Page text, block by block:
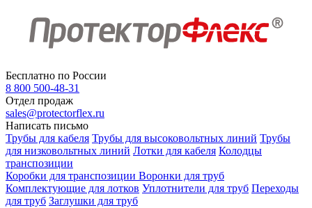
Бесплатно по России
8 800 500-48-31
Отдел продаж
sales@protectorflex.ru
Написать письмо
Трубы для кабеля Трубы для высоковольтных линий Трубы
для низковольтных линий Лотки для кабеля Колодцы
транспозиции
Коробки для транспозиции Воронки для труб
Комплектующие для лотков Уплотнители для труб Переходы
для труб Заглушки для труб